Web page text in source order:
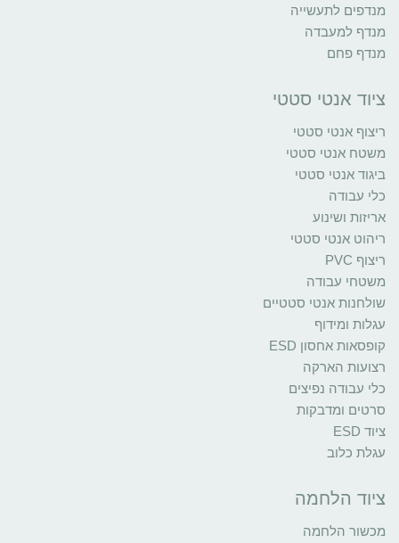
מנדפים לתעשייה
מנדף למעבדה
מנדף פחם
ציוד אנטי סטטי
ריצוף אנטי סטטי
משטח אנטי סטטי
ביגוד אנטי סטטי
כלי עבודה
אריזות ושינוע
ריהוט אנטי סטטי
ריצוף PVC
משטחי עבודה
שולחנות אנטי סטטיים
עגלות ומידוף
קופסאות אחסון ESD
רצועות הארקה
כלי עבודה נפיצים
סרטים ומדבקות
ציוד ESD
עגלת כלוב
ציוד הלחמה
מכשור הלחמה